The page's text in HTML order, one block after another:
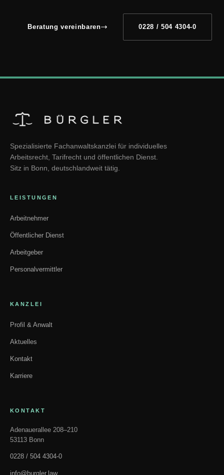
Beratung vereinbaren 0228 / 504 4304-0
Spezialisierte Fachanwaltskanzlei für individuelles
Arbeitsrecht, Tarifrecht und öffentlichen Dienst.
Sitz in Bonn, deutschlandweit tätig.
LEISTUNGEN
Arbeitnehmer
Öffentlicher Dienst
Arbeitgeber
Personalvermittler
KANZLEI
Profil & Anwalt
Aktuelles
Kontakt
Karriere
KONTAKT
Adenauerallee 208–210
53113 Bonn
0228 / 504 4304-0
info@burgler.law